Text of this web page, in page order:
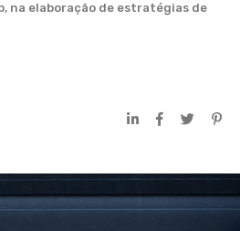
na elaboração de estratégias de